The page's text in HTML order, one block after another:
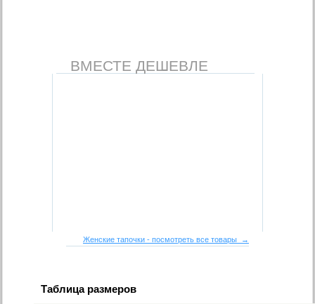
ВМЕСТЕ ДЕШЕВЛЕ
Женские тапочки - посмотреть все товары →
Таблица размеров